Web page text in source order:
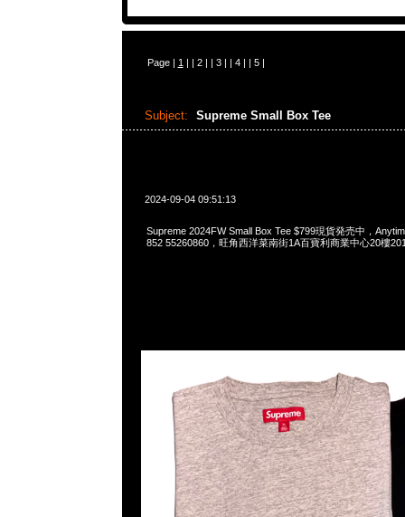
Page | 1 | | 2| | 3| | 4| | 5|
Subject: Supreme Small Box Tee
2024-09-04 09:51:13
Supreme 2024FW Small Box Tee $799現貨発売中，
852 55260860，旺角西洋菜南街1A百寶利商業中心20樓